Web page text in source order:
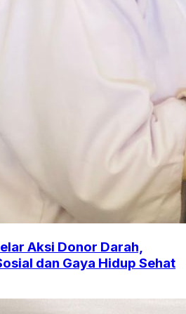
Aksi Donor Darah,
dan Gaya Hidup Sehat